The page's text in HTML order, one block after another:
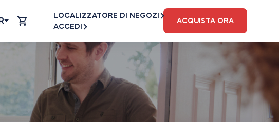
LOCALIZZATORE DI NEGOZI
ACCEDI
ACQUISTA ORA